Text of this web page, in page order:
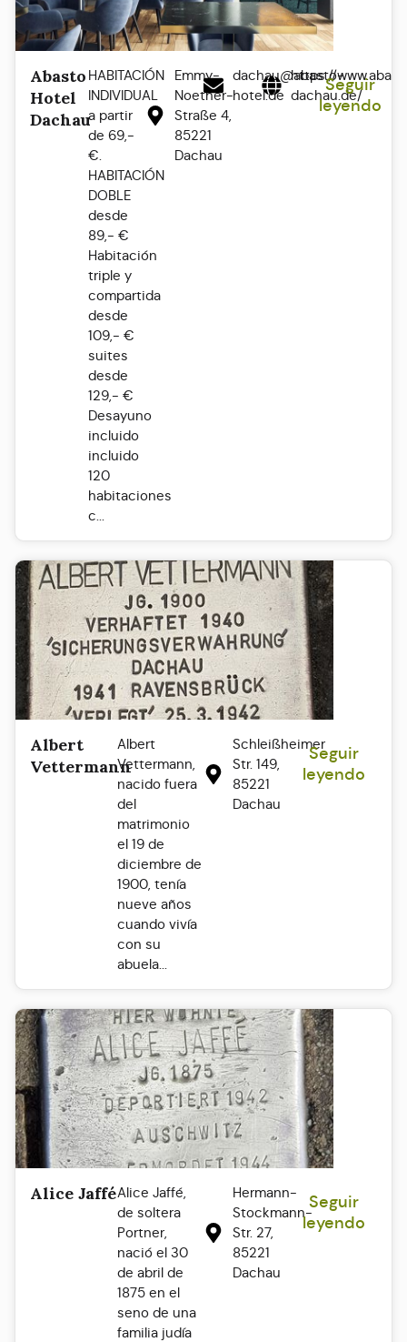
Abasto
Hotel
Dachau
HABITACIÓN
INDIVIDUAL
a partir
de 69,-
€.
HABITACIÓN
DOBLE
desde
89,- €
Habitación
triple y
compartida
desde
109,- €
suites
desde
129,- €
Desayuno
incluido
incluido
120
habitaciones
c...
Emmy-
Noether-
Straße 4,
85221
Dachau
dachau@abasto-
hotel.de
https://
dachau.de/
Seguir
leyendo
Albert
Vettermann
Albert
Vettermann,
nacido fuera
del
matrimonio
el 19 de
diciembre de
1900, tenía
nueve años
cuando vivía
con su
abuela...
Schleißheimer
Str. 149,
85221
Dachau
Seguir
leyendo
Alice JafféAlice Jaffé,
de soltera
Portner,
nació el 30
de abril de
1875 en el
seno de una
familia judía
Hermann-
Stockmann-
Str. 27,
85221
Dachau
Seguir
leyendo